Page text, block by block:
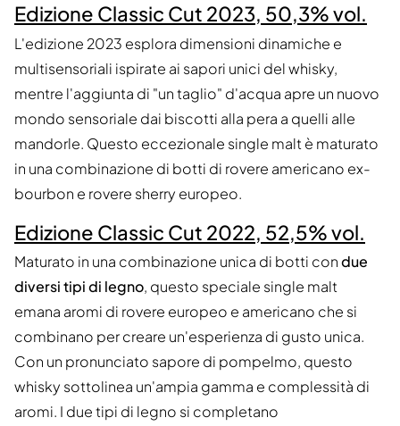
Edizione Classic Cut 2023, 50,3% vol.
L'edizione 2023 esplora dimensioni dinamiche e
multisensoriali ispirate ai sapori unici del whisky,
mentre l'aggiunta di "un taglio" d'acqua apre un nuovo
mondo sensoriale dai biscotti alla pera a quelli alle
mandorle. Questo eccezionale single malt è maturato
in una combinazione di botti di rovere americano ex-
bourbon e rovere sherry europeo.
Edizione Classic Cut 2022, 52,5% vol.
Maturato in una combinazione unica di botti condue
diversi tipi di legno, questo speciale single malt
emana aromi di rovere europeo e americano che si
combinano per creare un'esperienza di gusto unica.
Con un pronunciato sapore di pompelmo, questo
whisky sottolinea un'ampia gamma e complessità di
aromi. I due tipi di legno si completano